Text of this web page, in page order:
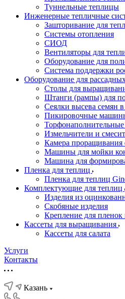
Туннельные теплицы
Инженерные тепличные
Зашторивание для
Системы отопления
СИОД
Вентиляторы для
Оборудование для
Система поддержки
Оборудование для
Столы для
Штанги (рампы) для
Сеялки высева семян в
Пикировочные
Измельчители и
Камера проращивания
Машины для мойки
Машина для
Пленка для теплиц
Пленка для теплиц
Комплектующие для теплиц
Изделия из
Скобяные изделия
Крепление для пленок
Кассеты для выращивания
Кассеты для салата
Услуги
Контакты
Казань